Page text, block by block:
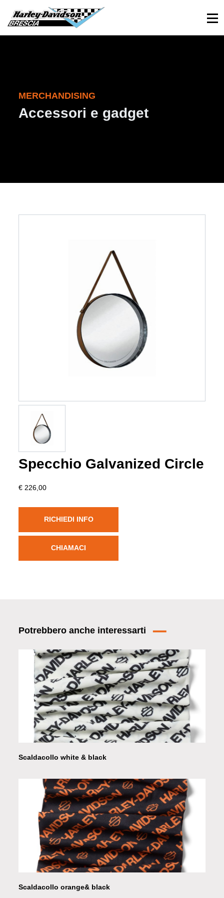
030 3366984 Viale Sant’Eufemia, 26 - Brescia
MERCHANDISING
Accessori e gadget
Specchio Galvanized Circle
€ 226,00
RICHIEDI INFO
CHIAMACI
Potrebbero anche interessarti
Scaldacollo white & black
Scaldacollo orange& black